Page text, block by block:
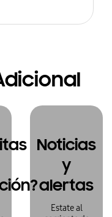
Noticias
y
alertas
Estate al